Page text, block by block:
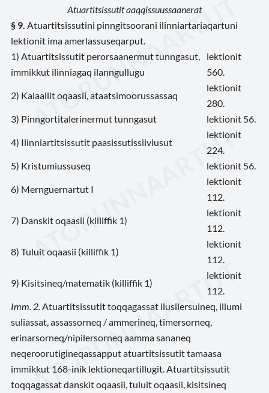
Atuartitsissutit aaqqissuussaanerat
§ 9. Atuartitsissutini pinngitsoorani ilinniartariaqartuni
lektionit ima amerlassuseqarput.
1) Atuartitsissutit perorsaanermut tunngasut,
immikkut ilinniagaq ilanngullugu
lektionit
560.
2) Kalaallit oqaasii, ataatsimoorussassaq
lektionit
280.
3) Pinngortitalerinermut tunngasut
lektionit 56.
4) Ilinniartitsissutit paasissutissiiviusut
lektionit
224.
5) Kristumiussuseq
lektionit 56.
6) Mernguernartut I
lektionit
112.
7) Danskit oqaasii (killiffik 1)
lektionit
112.
8) Tuluit oqaasii (killiffik 1)
lektionit
112.
9) Kisitsineq/matematik (killiffik 1)
lektionit
112.
Imm. 2. Atuartitsissutit toqqagassat ilusilersuineq, illumi
suliassat, assassorneq / ammerineq, timersorneq,
erinarsorneq/nipilersorneq aamma sananeq
neqeroorutigineqassapput atuartitsissutit tamaasa
immikkut 168-inik lektioneqartillugit. Atuartitsissutit
toqqagassat danskit oqaasii, tuluit oqaasii, kisitsineq